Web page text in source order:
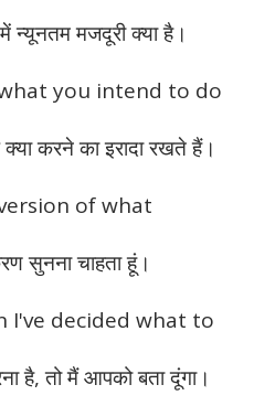
न्यूनतम मजदूरी क्या है।
you intend to do
करने का इरादा रखते हैं।
of what
सुनना चाहता हूं।
I've decided what to
है, तो मैं आपको बता दूंगा।